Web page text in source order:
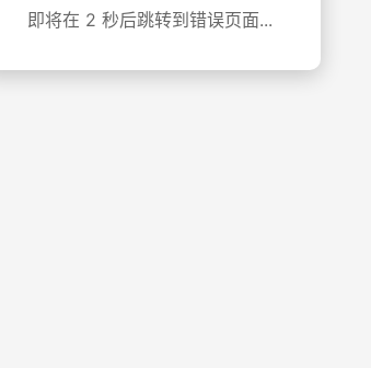
即将在1秒后跳转到错误页面...